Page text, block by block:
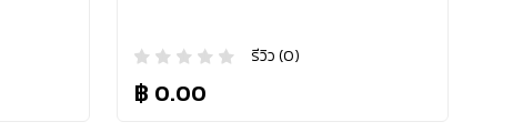
รีวิว (0)
฿ 0.00